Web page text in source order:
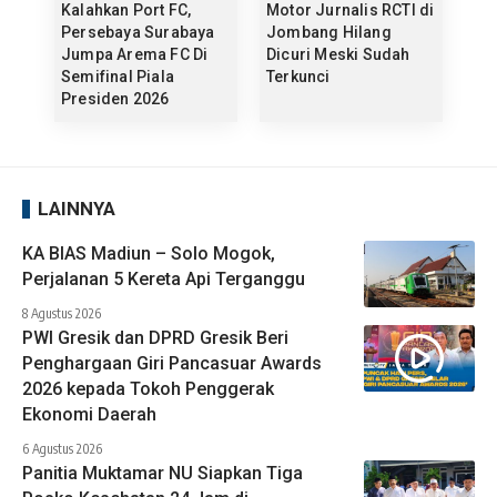
Kalahkan Port FC,
Persebaya Surabaya
Jumpa Arema FC Di
Semifinal Piala
Presiden 2026
Motor Jurnalis RCTI di
Jombang Hilang
Dicuri Meski Sudah
Terkunci
LAINNYA
KA BIAS Madiun – Solo Mogok,
Perjalanan 5 Kereta Api Terganggu
8 Agustus 2026
PWI Gresik dan DPRD Gresik Beri
Penghargaan Giri Pancasuar Awards
2026 kepada Tokoh Penggerak
Ekonomi Daerah
6 Agustus 2026
Panitia Muktamar NU Siapkan Tiga